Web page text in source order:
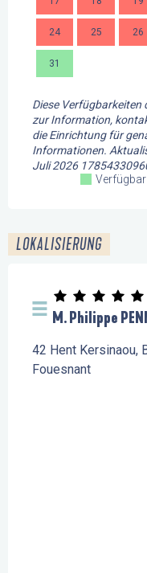
24 25 26
31
Diese Verfügbarkeiten
zur Information,
die Einrichtung für
Informationen.
Juli 2026
Verfügbar
LOKALISIERUNG
M. Philippe
42 Hent Kersinaou,
Fouesnant